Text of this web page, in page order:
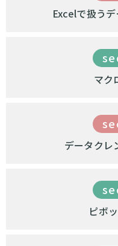
Excelで扱うデ
マク
データクレ
ピボ